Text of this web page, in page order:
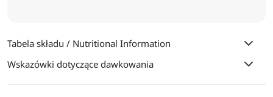
Tabela składu / Nutritional Information
Wskazówki dotyczące dawkowania